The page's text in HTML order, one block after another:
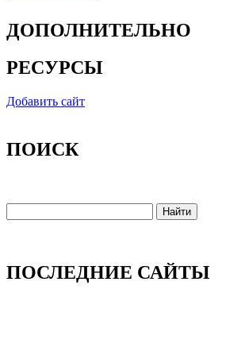
ДОПОЛНИТЕЛЬНО
РЕСУРСЫ
Добавить сайт
ПОИСК
ПОСЛЕДНИЕ САЙТЫ